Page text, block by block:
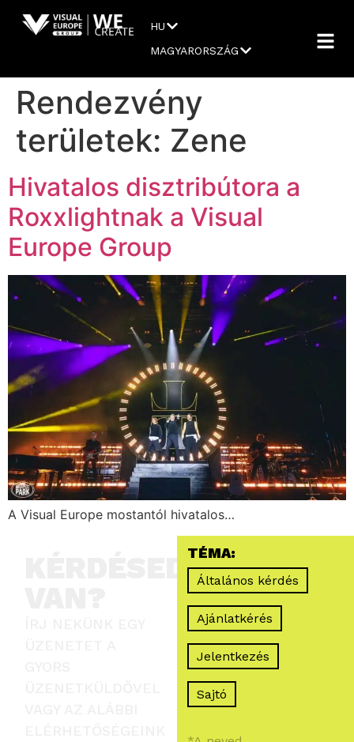
HU
MAGYARORSZÁG
Rendezvény
területek: Zene
Hivatalos disztribútora a
Roxxlightnak a Visual
Europe Group
A Visual Europe mostantól hivatalos…
TÉMA:
Általános kérdés
Ajánlatkérés
Jelentkezés
Sajtó